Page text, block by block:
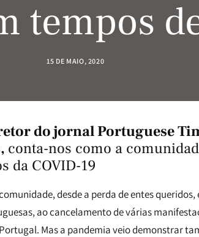
tempos
15 DE MAIO, 2020
do jornalPortuguese
conta-nos como a
da COVID-19
desde a perda de entes
ao cancelamento de várias
Mas a pandemia veio demonstrar